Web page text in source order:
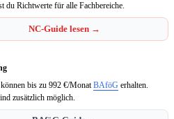
du Richtwerte für alle Fachbereiche.
NC-Guide lesen →
bis zu 992 €/MonatBAföG erhalten.
zusätzlich möglich.